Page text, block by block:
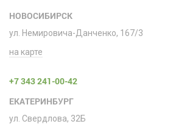
НОВОСИБИРСК
ул. Немировича-Данченко, 167/3
на карте
+7 343 241-00-42
ЕКАТЕРИНБУРГ
ул. Свердлова, 32Б